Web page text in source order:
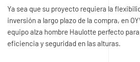
Ya sea que su proyecto requiera la
inversión a largo plazo de la compra, en
equipo alza hombre Haulotte perfecto
eficiencia y seguridad en las alturas.